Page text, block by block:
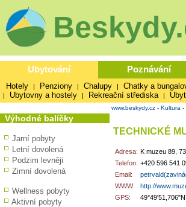
Ubytování Poznávání
Hotely | Penziony | Chalupy | Chatky a
| Ubytovny a hostely | Rekreační střediska |
Výhodné balíčky
Jarní pobyty
Letní dovolená
Podzim levněji
Zimní dovolená
Wellness pobyty
Aktivní pobyty
www.beskydy.cz - Kultura -
TECHNICKÉ
Adresa: K muzeu 89,
Telefon: +420 596 541
Email:
WWW:
http://
GPS: